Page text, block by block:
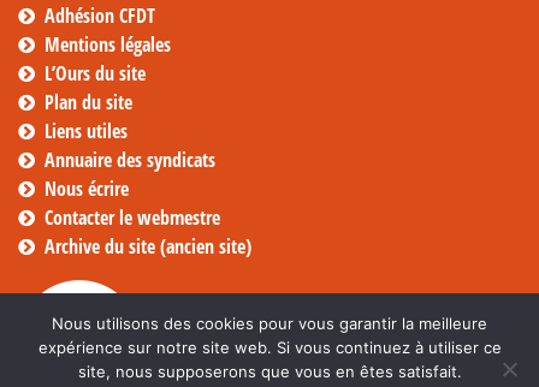
Adhésion CFDT
Mentions légales
L’Ours du site
Plan du site
Liens utiles
Annuaire des syndicats
Nous écrire
Contacter le webmestre
Archive du site (ancien site)
Nous utilisons des cookies pour vous garantir la meilleure
expérience sur notre site web. Si vous continuez à utiliser ce
site, nous supposerons que vous en êtes satisfait.